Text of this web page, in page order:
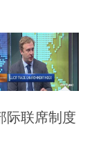
际联席制度